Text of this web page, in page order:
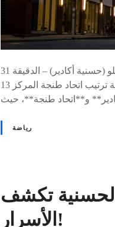
النقاط الرئيسية النقطة التفاصيل نتيجة المباراة تعادل إيجابي 1-1 أهداف المباراة باب إيلو (حسنية أكادير) – الدقيقة 31
هيثم البهجة (اتحاد طنجة) – الدقيقة 78 ترتيب حسنية أكادير المركز 11 برصيد 16 نقطة ترتيب اتحاد طنجة المركز 13
رياضة
الحسنية تكشف
الأسرار!